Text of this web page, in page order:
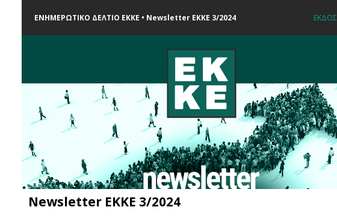
ΕΝΗΜΕΡΩΤΙΚΟ ΔΕΛΤΙΟ ΕΚΚΕ • Newsletter EKKE 3/2024
Newsletter EKKE 3/2024